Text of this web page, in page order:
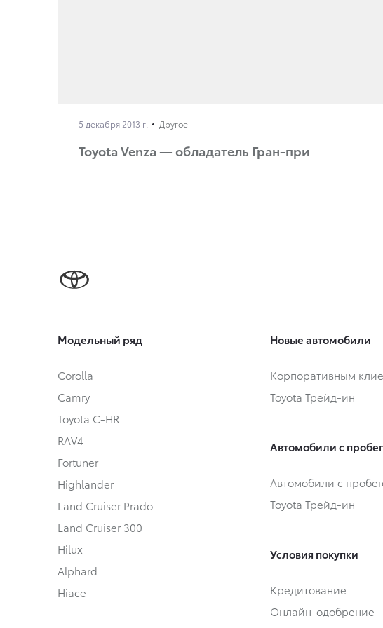
5 декабря 2013 г. Другое
Toyota Venza — обладатель Гран-при
Модельный ряд
Corolla
Camry
Toyota C-HR
RAV4
Fortuner
Highlander
Land Cruiser Prado
Land Cruiser 300
Hilux
Alphard
Hiace
Новые автомобили
Корпоративным
Toyota Трейд-ин
Автомобили с
Автомобили с
Toyota Трейд-ин
Условия покупки
Кредитование
Онлайн-одобрение